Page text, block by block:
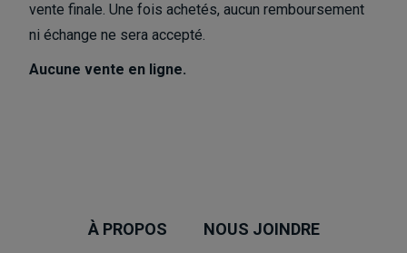
vente finale. Une fois achetés, aucun remboursement
ni échange ne sera accepté.
Aucune vente en ligne.
À PROPOS NOUS JOINDRE